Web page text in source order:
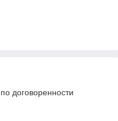
договоренности